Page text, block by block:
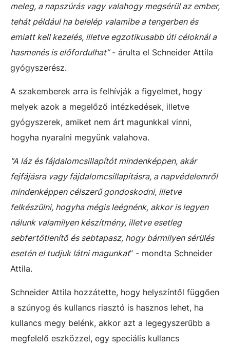
meleg, a napszúrás vagy valahogy megsérül az ember,
tehát például ha belelép valamibe a tengerben és
emiatt kell kezelés, illetve egzotikusabb úti céloknál a
hasmenés is előfordulhat”- árulta el Schneider Attila
gyógyszerész.
A szakemberek arra is felhívják a figyelmet, hogy
melyek azok a megelőző intézkedések, illetve
gyógyszerek, amiket nem árt magunkkal vinni,
hogyha nyaralni megyünk valahova.
"A láz és fájdalomcsillapítót mindenképpen, akár
fejfájásra vagy fájdalomcsillapításra, a napvédelemről
mindenképpen célszerű gondoskodni, illetve
felkészülni, hogyha mégis leégnénk, akkor is legyen
nálunk valamilyen készítmény, illetve esetleg
sebfertőtlenítő és sebtapasz, hogy bármilyen sérülés
esetén el tudjuk látni magunkat” - mondta Schneider
Attila.
Schneider Attila hozzátette, hogy helyszíntől függően
a szúnyog és kullancs riasztó is hasznos lehet, ha
kullancs megy belénk, akkor azt a legegyszerűbb a
megfelelő eszközzel, egy speciális kullancs